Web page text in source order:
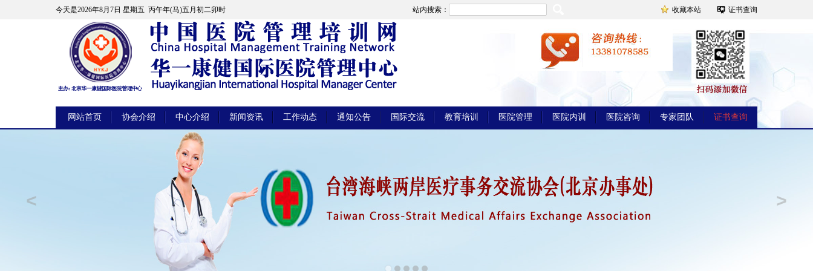
今天是2026年8月7日 星期五 丙午年(马)五月初二卯时 站内搜索： 收藏本站 证书查询
网站首页 协会介绍 中心介绍 新闻资讯 工作动态 通知公告 国际交流 教育培训 医院管理 医院内训 医院咨询 专家团队 证书查询